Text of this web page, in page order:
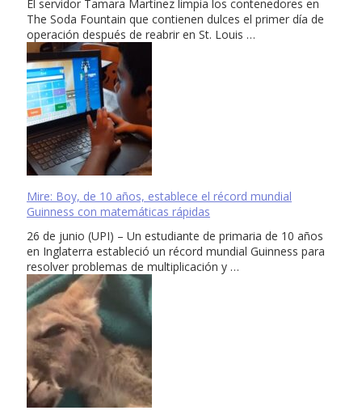
El servidor Tamara Martínez limpia los contenedores en
The Soda Fountain que contienen dulces el primer día de
operación después de reabrir en St. Louis …
Mire: Boy, de 10 años, establece el récord mundial
Guinness con matemáticas rápidas
26 de junio (UPI) – Un estudiante de primaria de 10 años
en Inglaterra estableció un récord mundial Guinness para
resolver problemas de multiplicación y …